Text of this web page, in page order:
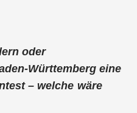
oder
Württemberg eine
– welche wäre